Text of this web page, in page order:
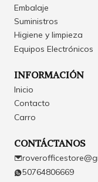
Embalaje
Suministros
Higiene y limpieza
Equipos Electrónicos
INFORMACIÓN
Inicio
Contacto
Carro
CONTÁCTANOS
50764806669